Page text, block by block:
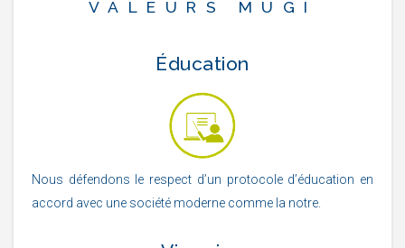
VALEURS MUGI
Éducation
Nous défendons le respect d’un protocole d’éducation en
accord avec une société moderne comme la notre.